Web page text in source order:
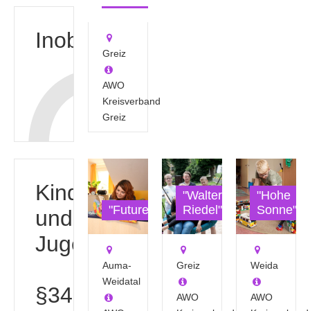
Inobhutnahme
Greiz
AWO
Kreisverband
Greiz
Kinder-
und
Jugendhäuser
§34
"Future"
Auma-
Weidatal
"Walter
Riedel"
Greiz
AWO
"Hohe
Sonne"
Weida
AWO